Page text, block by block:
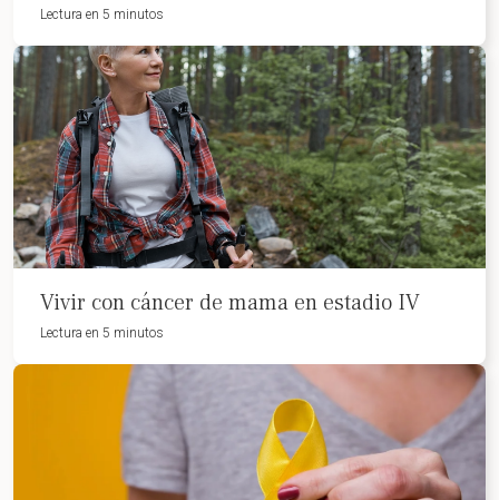
Lectura en 5 minutos
Vivir con cáncer de mama en estadio IV
Lectura en 5 minutos